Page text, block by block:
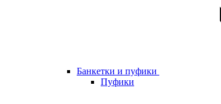
Банкетки и пуфики
Пуфики